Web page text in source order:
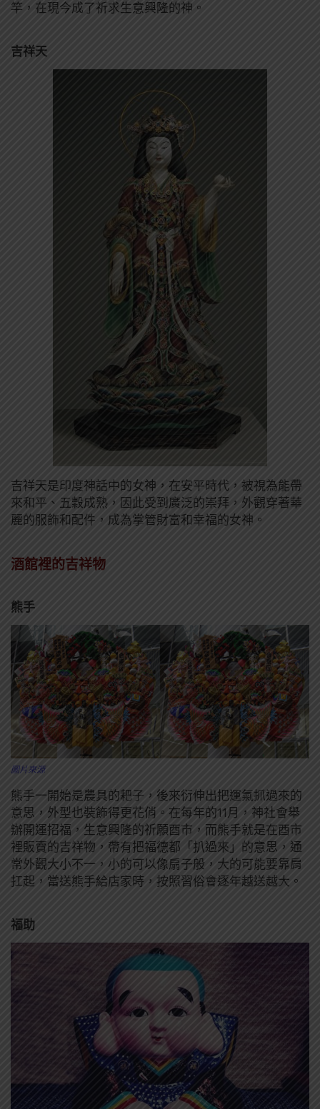
竿，在現今成了祈求生意興隆的神。
吉祥天
吉祥天是印度神話中的女神，在安平時代，被視為能帶
來和平、五穀成熟，因此受到廣泛的崇拜，外觀穿著華
麗的服飾和配件，成為掌管財富和幸福的女神。
酒館裡的吉祥物
熊手
圖片來源
熊手一開始是農具的耙子，後來衍伸出把運氣抓過來的
意思，外型也裝飾得更花俏。在每年的11月，神社會舉
辦開運招福，生意興隆的祈願酉市，而熊手就是在酉市
裡販賣的吉祥物，帶有把福德都「扒過來」的意思，通
常外觀大小不一，小的可以像扇子般，大的可能要靠肩
扛起，當送熊手給店家時，按照習俗會逐年越送越大。
福助